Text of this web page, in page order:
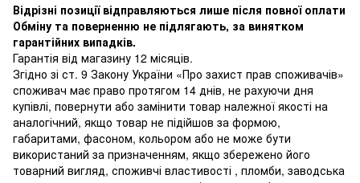
Відрізні позиції відправляються лише після повної оплати
Обміну та поверненню не підлягають, за винятком
гарантійних випадків.
Гарантія від магазину 12 місяців.
Згідно зі ст. 9 Закону України «Про захист прав споживачів»
споживач має право протягом 14 днів, не рахуючи дня
купівлі, повернути або замінити товар належної якості на
аналогічний, якщо товар не підійшов за формою,
габаритами, фасоном, кольором або не може бути
використаний за призначенням, якщо збережено його
товарний вигляд, споживчі властивості , пломби, заводська